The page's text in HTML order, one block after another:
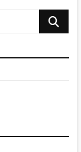
Buscar